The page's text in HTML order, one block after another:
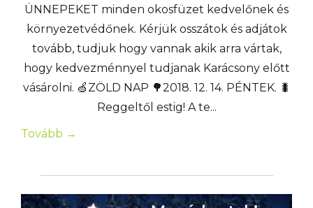
ÜNNEPEKET minden okosfüzet kedvelőnek és
környezetvédőnek. Kérjük osszátok és adjátok
tovább, tudjuk hogy vannak akik arra vártak,
hogy kedvezménnyel tudjanak Karácsony előtt
vásárolni. 🍏ZÖLD NAP 🌳2018. 12. 14. PÉNTEK. 🐛
Reggeltől estig! A te...
Tovább →